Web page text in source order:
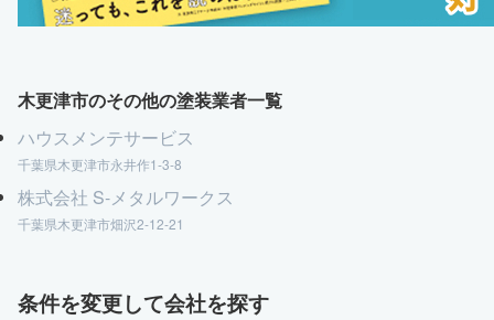
木更津市のその他の塗装業者一覧
ハウスメンテサービス
千葉県木更津市永井作1-3-8
株式会社 S-メタルワークス
千葉県木更津市畑沢2-12-21
条件を変更して会社を探す